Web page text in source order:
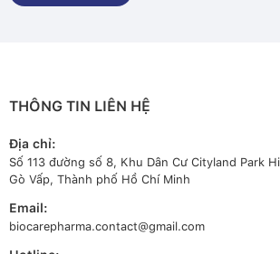
THÔNG TIN LIÊN HỆ
Địa chỉ:
Số 113 đường số 8, Khu Dân Cư Cityland Park
Gò Vấp, Thành phố Hồ Chí Minh
Email:
biocarepharma.contact@gmail.com